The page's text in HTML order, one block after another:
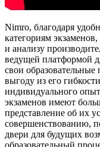
Nimro, благодаря
категориям
и анализу
ведущей платформой
свои
выгоду из его
индивидуального
экзаменов имеют
представление об их
совершенствованию,
двери для будущих